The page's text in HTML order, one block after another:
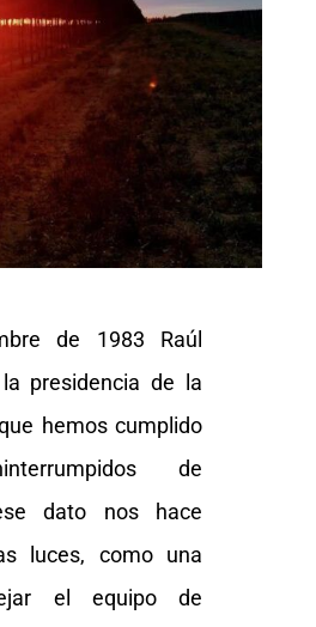
de 1983 Raúl
presidencia de la
hemos cumplido
de
dato nos hace
luces, como una
el equipo de